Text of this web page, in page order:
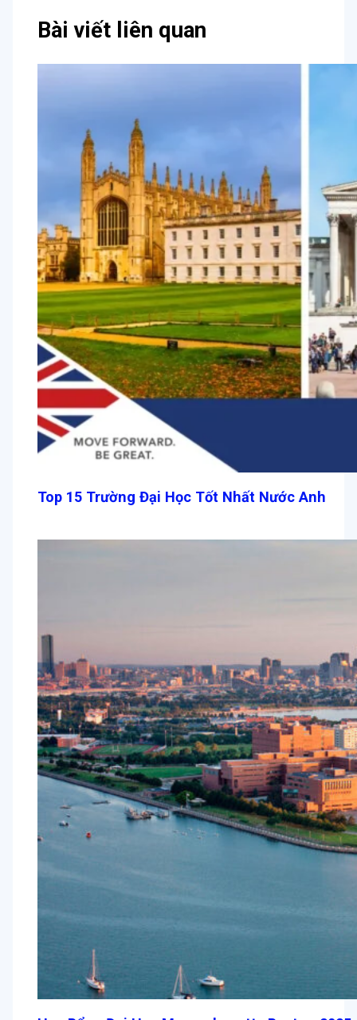
Bài viết liên quan
Top 15 Trường Đại Học Tốt Nhất Nước Anh